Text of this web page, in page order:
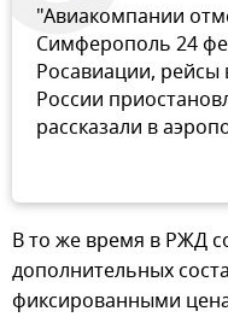
"Авиакомпании
Симферополь 24
Росавиации,
России
рассказали в
В то же время в РЖД
дополнительных
фиксированными